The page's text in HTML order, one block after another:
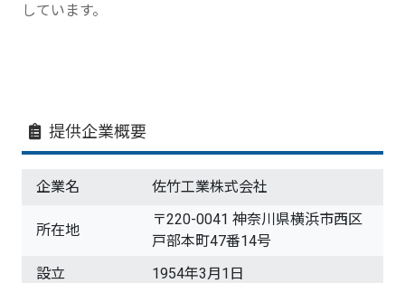
しています。
提供企業概要
企業名 佐竹工業株式会社
所在地
〒220-0041 神奈川県横浜市西区
戸部本町47番14号
設立
1954年3月1日